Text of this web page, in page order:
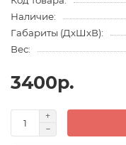
Наличие:
Габариты (ДхШхВ):
Вес:
3400р.